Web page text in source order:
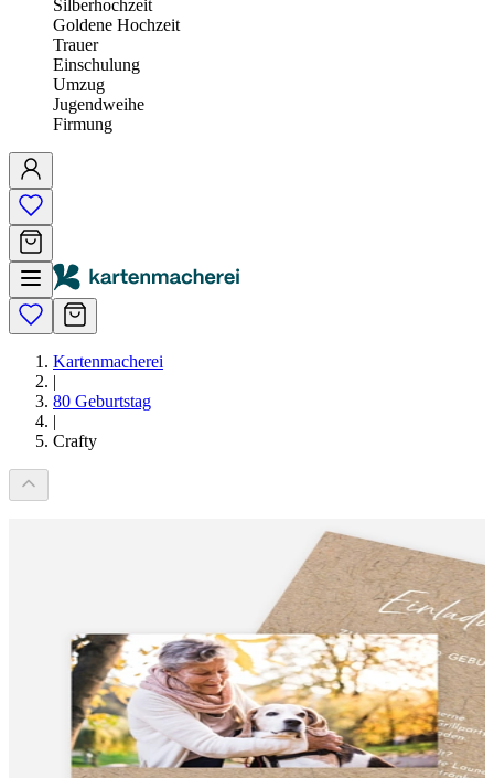
Silberhochzeit
Goldene Hochzeit
Trauer
Einschulung
Umzug
Jugendweihe
Firmung
Kartenmacherei
|
80 Geburtstag
|
Crafty